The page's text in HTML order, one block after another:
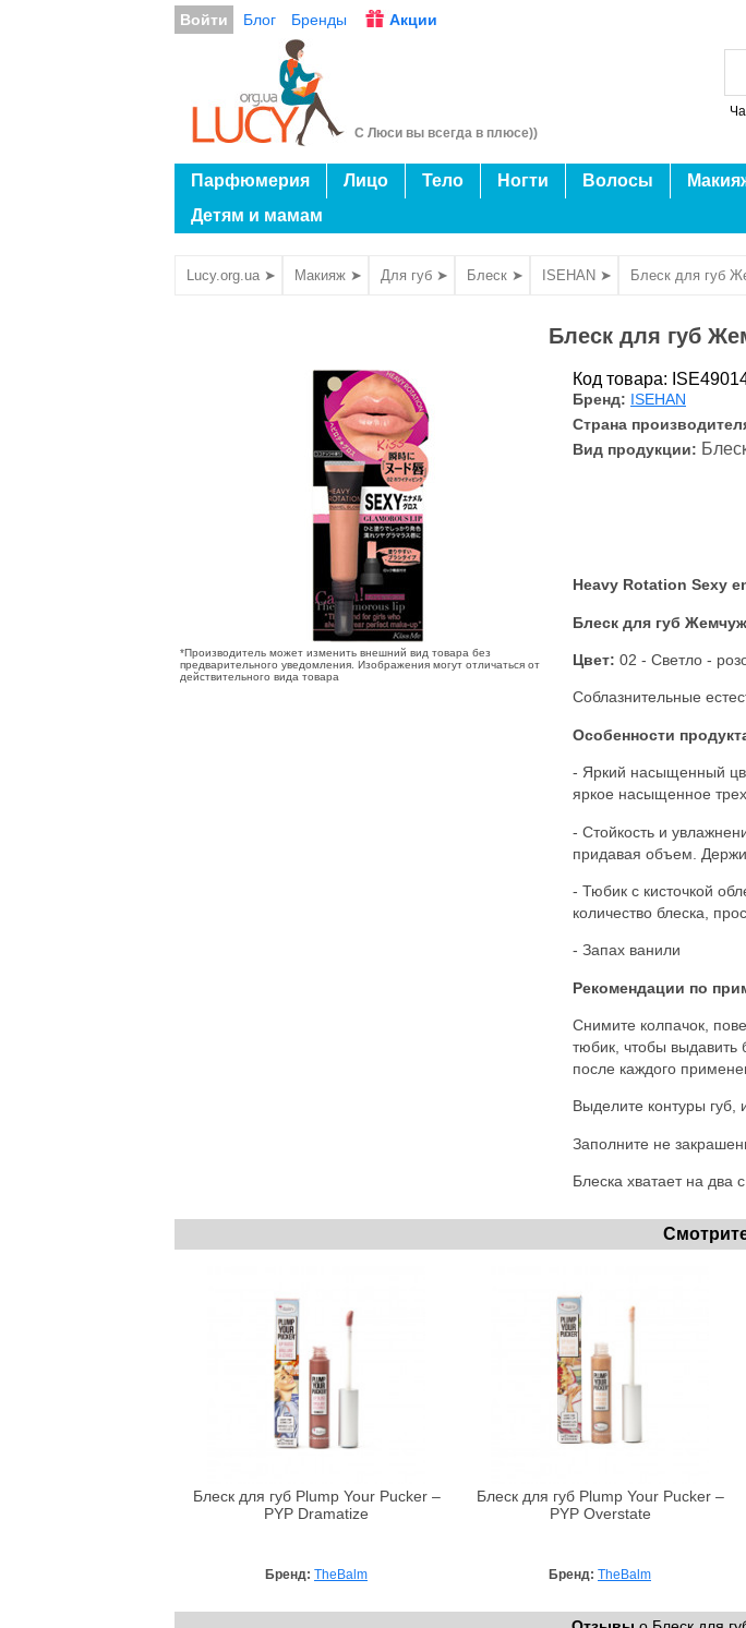
Войти Блог Бренды Акции
С Люси вы всегда в плюсе))
Парфюмерия Лицо Тело Ногти Волосы
Детям и мамам
Lucy.org.ua ➤ Макияж ➤ Для губ ➤ Блеск ➤ ISEHAN ➤ Блеск для губ
Блеск для губ
*Производитель может изменить внешний вид товара без
предварительного уведомления. Изображения могут отличаться от
действительного вида товара
Код товара:
Бренд: ISEHAN
Страна
Вид продукции:
Heavy Rotation Sexy
Блеск для губ
Цвет: 02 - Светло -
Соблазнительные
Особенности
- Яркий насыщенный
яркое насыщенное
- Стойкость и
придавая объем.
- Тюбик с кисточкой
количество блеска,
- Запах ванили
Рекомендации по
Снимите колпачок,
тюбик, чтобы выдавить
после каждого
Выделите контуры губ,
Заполните не
Блеска хватает на два
Блеск для губ Plump Your Pucker –
PYP Dramatize
Бренд: TheBalm
Блеск для губ Plump Your Pucker –
PYP Overstate
Бренд: TheBalm